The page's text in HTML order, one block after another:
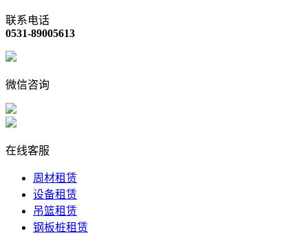
联系电话
0531-89005613
微信咨询
在线客服
周材租赁
设备租赁
吊篮租赁
钢板桩租赁